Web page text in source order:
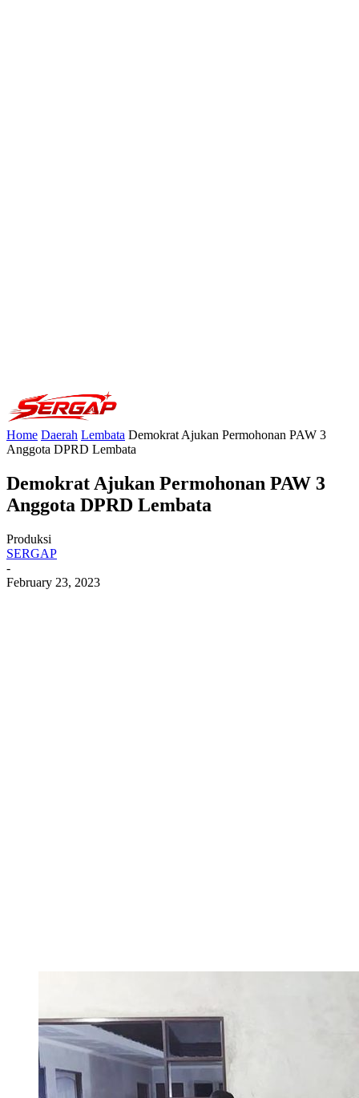
Home Daerah Lembata Demokrat Ajukan Permohonan PAW 3
Anggota DPRD Lembata
Demokrat Ajukan Permohonan PAW 3
Anggota DPRD Lembata
Produksi
SERGAP
-
February 23, 2023